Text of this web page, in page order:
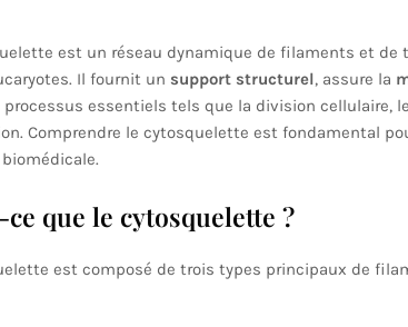
est un réseau dynamique de filaments et
Il fournit un support structurel, assure la
processus essentiels tels que la division cellulaire,
Comprendre le cytosquelette est fondamental
ce que le cytosquelette ?
est composé de trois types principaux de